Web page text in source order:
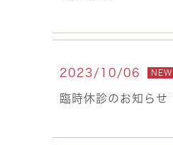
2023/10/06 NEW
臨時休診のお知ら